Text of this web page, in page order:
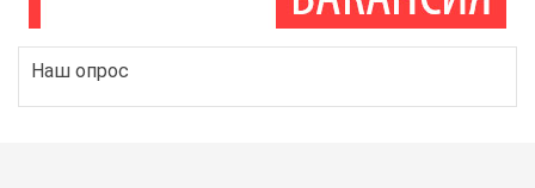
Наш опрос